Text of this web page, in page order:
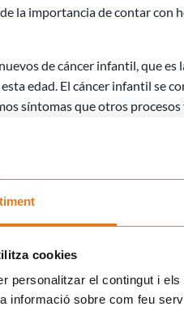
cookies
personalitzar el contingut i
informació sobre com feu
la importancia de contar con
de cáncer infantil, que es
edad. El cáncer infantil se
síntomas que otros
ocasiones (por ejemplo, tres o
recomienda su derivación de
de Derechos de los y las
Infants Hospitalitzats
Este documento
es una